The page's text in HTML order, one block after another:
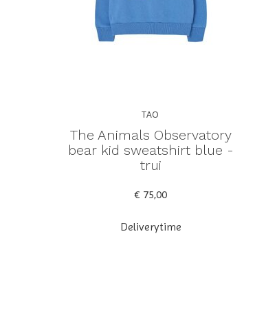
TAO
The Animals Observatory
bear kid sweatshirt blue -
trui
€ 75,00
Deliverytime